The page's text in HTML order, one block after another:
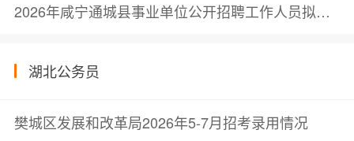
2026年咸宁通城县事业单位公开招聘工作人员拟聘用人员公示（第一批）
湖北公务员
樊城区发展和改革局2026年5-7月招考录用情况